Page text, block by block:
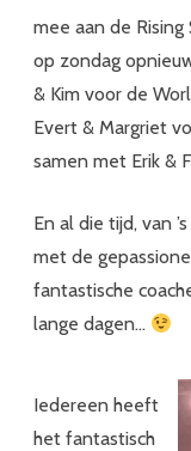
mee aan de
op zondag
& Kim voor de
Evert & Margriet
samen met Erik &
En al die tijd, van
met de
fantastische
lange dagen…
Iedereen heeft
het fantastisch